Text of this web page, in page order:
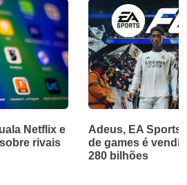
Netflix e
rivais
Adeus, EA
de games é
280 bilhões